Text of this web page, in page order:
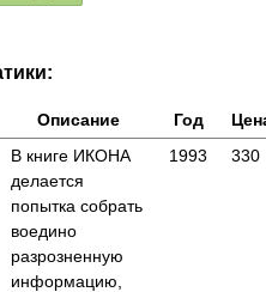
Описание Год
В книге ИКОНА
делается
попытка собрать
воедино
разрозненную
инфор­мацию,
1993 330